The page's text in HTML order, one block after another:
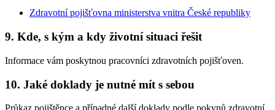
Zdravotní pojišťovna ministerstva vnitra České republiky
9. Kde, s kým a kdy životní situaci řešit
Informace vám poskytnou pracovníci zdravotních pojišťoven.
10. Jaké doklady je nutné mít s sebou